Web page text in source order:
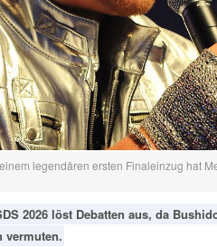
legendären ersten Finaleinzug hat
2026 löst Debatten aus, da
vermuten.